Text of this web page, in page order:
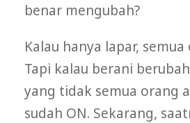
benar mengubah?
Kalau hanya lapar,
Tapi kalau berani
yang tidak semua orang
sudah ON. Sekarang,